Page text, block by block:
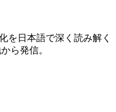
を日本語で深く読み解く
ら発信。